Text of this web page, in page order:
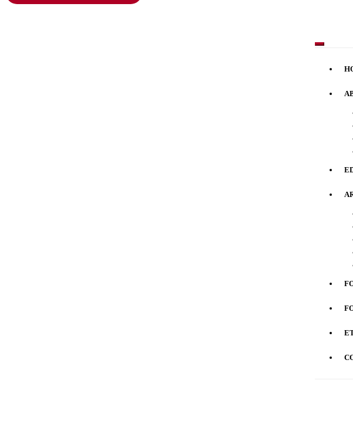
Toggle